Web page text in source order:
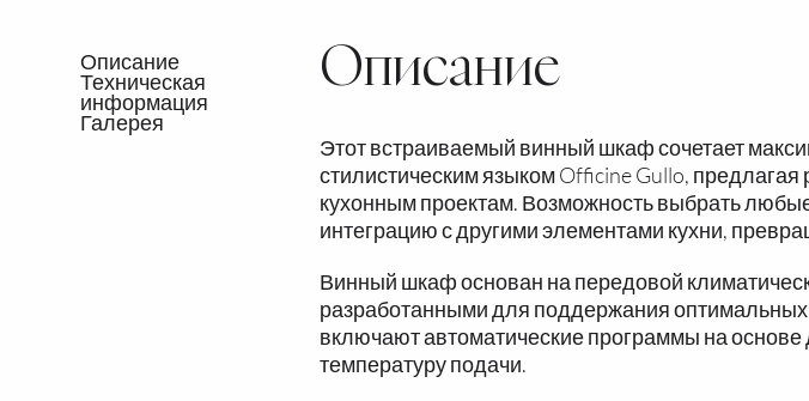
Описание
Техническая
информация
Галерея
Описание
Этот встраиваемый винный шкаф сочетает
стилистическим языком Officine Gullo,
кухонным проектам. Возможность выбрать
интеграцию с другими элементами кухни,
Винный шкаф основан на передовой
разработанными для поддержания
включают автоматические программы на
температуру подачи.